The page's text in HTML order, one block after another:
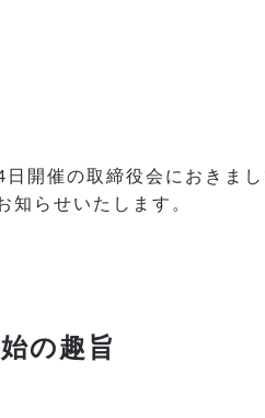
開催の取締役会におきま
知らせいたします。
の趣旨